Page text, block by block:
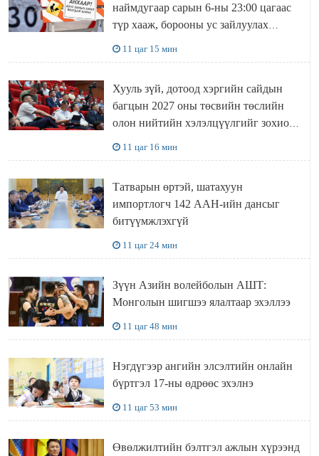
наймдугаар сарын 6-ны 23:00 цагаас
түр хааж, борооны ус зайлуулах
11 цаг 15 мин
Хууль зүй, дотоод хэргийн сайдын
багцын 2027 оны төсвийн төслийн
олон нийтийн хэлэлцүүлгийг зохион
11 цаг 16 мин
Татварын өртэй, шатахуун
импортлогч 142 ААН-ийн дансыг
битүүмжлэхгүй
11 цаг 24 мин
Зүүн Азийн волейболын АШТ:
Монголын шигшээ ялалтаар эхэллээ
11 цаг 48 мин
Нэгдүгээр ангийн элсэлтийн онлайн
бүртгэл 17-ны өдрөөс эхэлнэ
11 цаг 53 мин
Өвөлжилтийн бэлтгэл ажлын хүрээнд